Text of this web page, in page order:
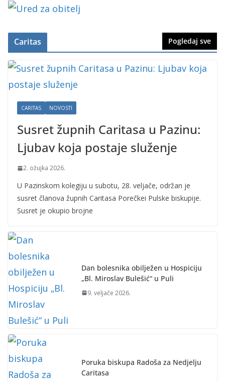
Caritas Pogledaj sve
CARITAS NOVOSTI
Susret župnih Caritasa u Pazinu:
Ljubav koja postaje služenje
2. ožujka 2026.
U Pazinskom kolegiju u subotu, 28. veljače, održan je
susret članova župnih Caritasa Porečkei Pulske biskupije.
Susret je okupio brojne
Dan bolesnika obilježen u Hospiciju
„Bl. Miroslav Bulešić“ u Puli
9. veljače 2026.
Poruka biskupa Radoša za Nedjelju
Caritasa